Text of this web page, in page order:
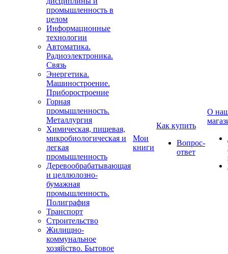
промышленность в
целом
Информационные
технологии
Автоматика.
Радиоэлектроника.
Связь
Энергетика.
Машиностроение.
Приборостроение
Горная
промышленность.
Металлургия
Химическая, пищевая,
микробиологическая и
легкая
промышленность
Деревообрабатывающая
и целлюлозно-
бумажная
промышленность.
Полиграфия
Транспорт
Строительство
Жилищно-
коммунальное
хозяйство. Бытовое
Мои
книги
Как купить
Вопрос-
ответ
О